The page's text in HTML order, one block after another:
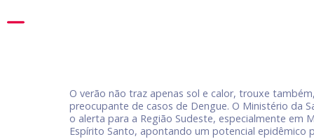
O verão não traz apenas sol e calor, trouxe
preocupante de casos de Dengue. O Ministério da
o alerta para a Região Sudeste, especialmente em
Espírito Santo, apontando um potencial epidêmico